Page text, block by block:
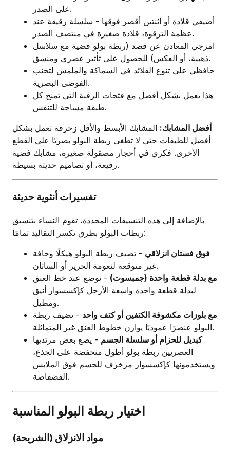
على الصدر.
أضيفي قلادة أو اثنتين أقصر فوقها - سلسلة رقيقة عند
عظمة الترقوة، قلادة صغيرة في منتصف الصدر.
امزجي المعادن عن قصد (ربطة بولو فضية مع سلاسل
ذهبية، أو العكس) للحصول على تأثير عصري ومنسق.
حافظي على تنوع القلائد في السماكة والملمس لتجنب
الفوضى البصرية.
هذا يعمل بشكل أفضل مع فتحات الرقبة التي تمنح كل
طبقة مساحة للتنفس.
أفضل المشابك: المشابك الأبسط والأقل زخرفة تعمل بشكل
أفضل للطبقات حتى لا تطغى ربطة البولو بصريًا على القطع
الأخرى. فكري في أحجار مصقولة صغيرة، مشابك فضية
رفيعة، أو تصاميم حديثة بسيطة.
تفسيرات أنثوية حديثة
بالإضافة إلى هذه التنسيقات المحددة، تقوم النساء بتنسيق
ربطات البولو بطرق تكسر التقاليد تمامًا:
فوق فستان انزلاقي - تضيف ربطة البولو هيكلًا وحافة
غير متوقعة لنعومة الحرير أو الساتان.
مع بدلة قطعة واحدة (جمبسوت) - توضع عند خط العنق
لبدلة قطعة واحدة واسعة الأرجل كإكسسوار أنيق
ومطيل.
مع بلوزات مكشوفة الكتفين أو كتف واحد - تضيف ربطة
البولو عنصرًا عموديًا يوازن خطوط العنق غير المتماثلة.
كبديل للحزام أو سلسلة الجسم - يضع بعض مرتديها
العصريين ربطة بولو أطول منخفضة على الجذع،
ويستخدمونها كإكسسوار مزخرف للجسم فوق الملابس
الفضفاضة.
اختيار ربطة البولو المناسبة
مواد الانزلاق (الشريحة)